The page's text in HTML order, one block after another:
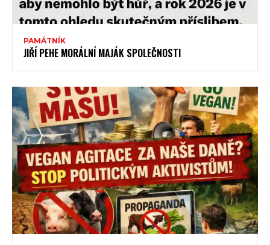
PAMÁTNÍK
JIŘÍ PEHE MORÁLNÍ MAJÁK SPOLEČNOSTI